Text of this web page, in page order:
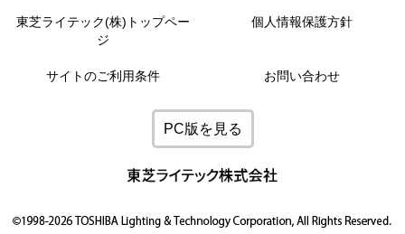
東芝ライテック(株)トップペー
ジ
個人情報保護方針
サイトのご利用条件 お問い合わせ
PC版を見る